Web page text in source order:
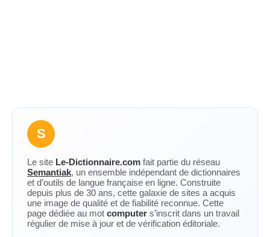
S
Le site Le-Dictionnaire.com fait partie du réseau
Semantiak, un ensemble indépendant de dictionnaires
et d’outils de langue française en ligne. Construite
depuis plus de 30 ans, cette galaxie de sites a acquis
une image de qualité et de fiabilité reconnue. Cette
page dédiée au mot computer s’inscrit dans un travail
régulier de mise à jour et de vérification éditoriale.